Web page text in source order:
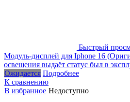
Быстрый
Модуль-дисплей для Iphone 16
освещения выдаёт статус был в
Ожидается Подробнее
К сравнению
В избранное Недоступно